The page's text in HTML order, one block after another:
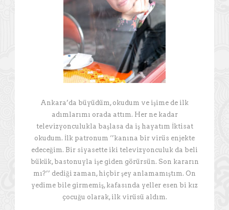
Ankara’da büyüdüm, okudum ve işime de ilk
adımlarımı orada attım. Her ne kadar
televizyonculukla başlasa da iş hayatım İktisat
okudum. İlk patronum ‘’kanına bir virüs enjekte
edeceğim. Bir siyasette iki televizyonculuk da beli
bükük, bastonuyla işe giden görürsün. Son kararın
mı?’’ dediği zaman, hiçbir şey anlamamıştım. On
yedime bile girmemiş, kafasında yeller esen bi kız
çocuğu olarak, ilk virüsü aldım.